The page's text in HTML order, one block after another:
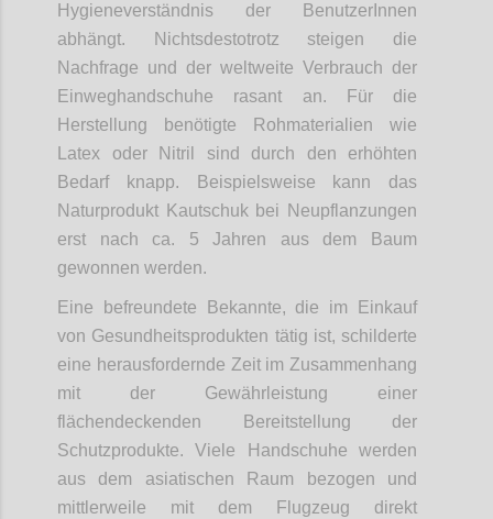
Hygieneverständnis der BenutzerInnen
abhängt. Nichtsdestotrotz steigen die
Nachfrage und der weltweite Verbrauch der
Einweghandschuhe rasant an. Für die
Herstellung benötigte Rohmaterialien wie
Latex oder Nitril sind durch den erhöhten
Bedarf knapp. Beispielsweise kann das
Naturprodukt Kautschuk bei Neupflanzungen
erst nach ca. 5 Jahren aus dem Baum
gewonnen werden.
Eine befreundete Bekannte, die im Einkauf
von Gesundheitsprodukten tätig ist, schilderte
eine herausfordernde Zeit im Zusammenhang
mit der Gewährleistung einer
flächendeckenden Bereitstellung der
Schutzprodukte. Viele Handschuhe werden
aus dem asiatischen Raum bezogen und
mittlerweile mit dem Flugzeug direkt